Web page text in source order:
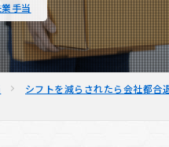
手当
シフトを減らされたら会社都合